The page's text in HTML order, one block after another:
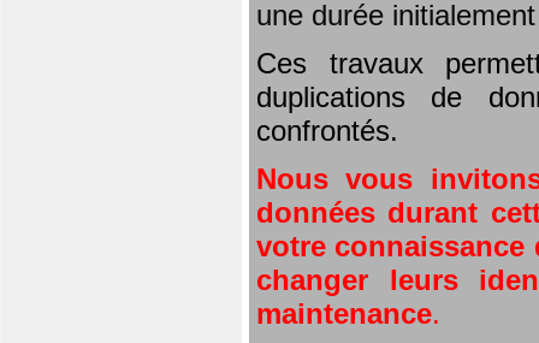
une durée
Ces travaux
duplications de
confrontés.
Nous vous
données durant
votre connaissance
changer leurs
maintenance.